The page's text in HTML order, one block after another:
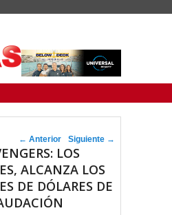
Navegador de artículos
← Anterior Siguiente →
LOS
ALCANZA LOS
DE DÓLARES DE